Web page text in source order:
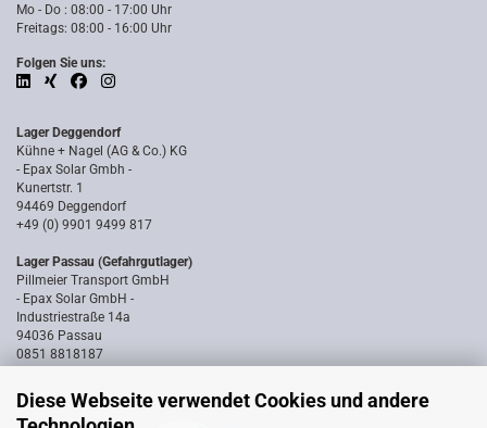
Diese Webseite verwendet Cookies und andere
Mo - Do : 08:00 - 17:00 Uhr
Freitags: 08:00 - 16:00 Uhr
Folgen Sie uns:
Lager Deggendorf
Kühne + Nagel (AG & Co.) KG
- Epax Solar Gmbh -
Kunertstr. 1
94469 Deggendorf
+49 (0) 9901 9499 817
Lager Passau (Gefahrgutlager)
Pillmeier Transport GmbH
- Epax Solar GmbH -
Industriestraße 14a
94036 Passau
0851 8818187